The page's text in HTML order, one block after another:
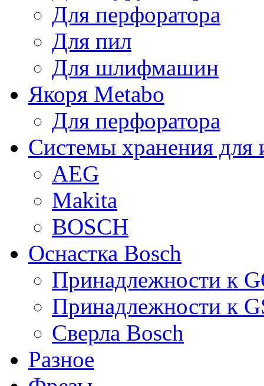
Для перфоратора
Для пил
Для шлифмашин
Якоря Metabo
Для перфоратора
Системы хранения для
AEG
Makita
BOSCH
Оснастка Bosch
Принадлежности к
Принадлежности к
Сверла Bosch
Разное